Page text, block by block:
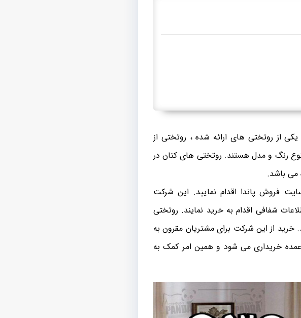
یکی از روتختی های ارائه شده ، روتختی از
رنگ و مدل هستند. روتختی های کتان در
می باشد.
فروش پاندا اقدام نمایید. این شرکت
شفافی اقدام به خرید نمایند. روتختی
از این شرکت برای مشتریان مقرون به
خریداری می شود و همین امر کمک به